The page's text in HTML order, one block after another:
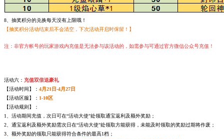
8、抽奖积分的兑换每天没有上限哦！
【抽奖积分活动结束后不会清空，下次活动开启时保留！】
注：非官方帐号的玩家游戏内充值是无法参与该活动的，如需参与可通过官方微信公众号充值！
活动六： 充值双倍送豪礼
【活动时间】： 4月21日-4月27日
【活动区服】： 1-10区
【活动规则】：
1、活动期间充值，次日可在“活动大使”处领取通宝返利及额外奖励；
2、通宝返利及额外奖励需次日在“活动大使”处领取方能获得，未能及时领取的奖励过期将作废；
3、额外奖励的领取只能获得符合条件的最高1档；